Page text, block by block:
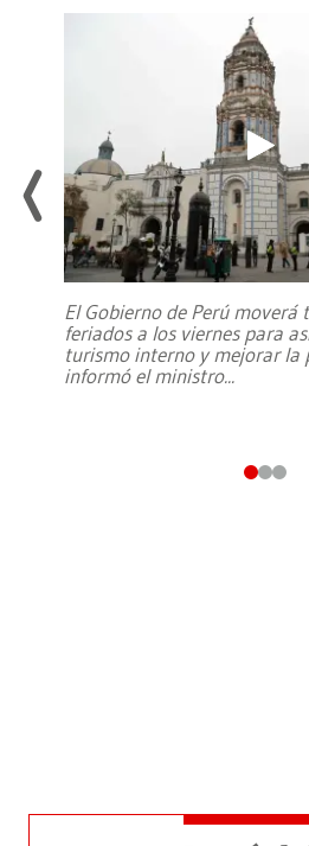
El Gobierno de Perú moverá
feriados a los viernes para
turismo interno y mejorar la
informó el ministro...